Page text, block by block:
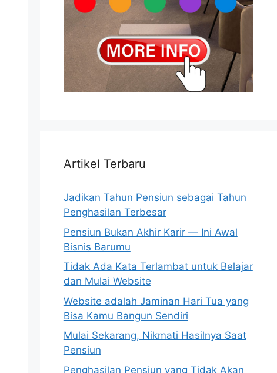
Artikel Terbaru
Jadikan Tahun Pensiun sebagai Tahun
Penghasilan Terbesar
Pensiun Bukan Akhir Karir — Ini Awal
Bisnis Barumu
Tidak Ada Kata Terlambat untuk Belajar
dan Mulai Website
Website adalah Jaminan Hari Tua yang
Bisa Kamu Bangun Sendiri
Mulai Sekarang, Nikmati Hasilnya Saat
Pensiun
Penghasilan Pensiun yang Tidak Akan